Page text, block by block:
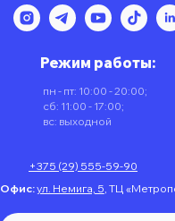
+375 (29) 555-59-90
Офис:ул. Немига, 5, ТЦ
Режим работы:
пн - пт: 10:00 - 20:00;
сб: 11:00 - 17:00;
вс: выходной